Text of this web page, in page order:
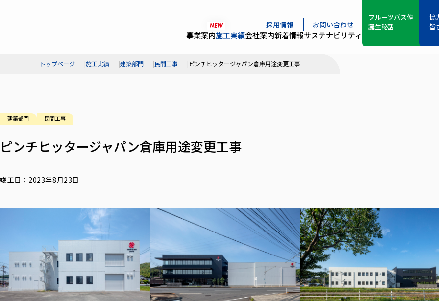
事業案内施工実績
NEW
会社案内新着情報サステナビリティ
採用情報 お問い合わせ
フルーツバス停
誕生秘話
協
皆
トップページ 施工実績 建築部門 民間工事 ピンチヒッタージャパン倉庫用途変更工事
建築部門 民間工事
ピンチヒッタージャパン倉庫用途変更工事
竣工日：2023年8月23日